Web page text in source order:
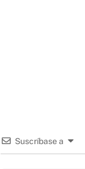
Suscríbase a